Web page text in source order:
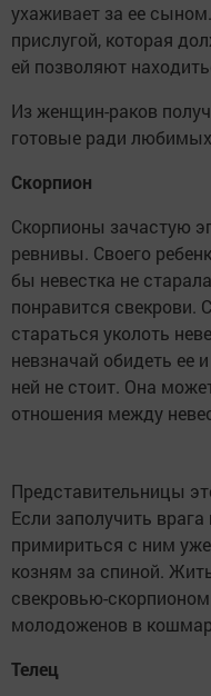
ухаживает за ее
прислугой, которая
ей позволяют
Из женщин-раков
готовые ради
Скорпион
Скорпионы зачастую
ревнивы. Своего
бы невестка не
понравится свекрови.
стараться уколоть
невзначай обидеть ее
ней не стоит. Она
отношения между
Представительницы
Если заполучить
примириться с ним
козням за спиной.
свекровью-
молодоженов в
Телец